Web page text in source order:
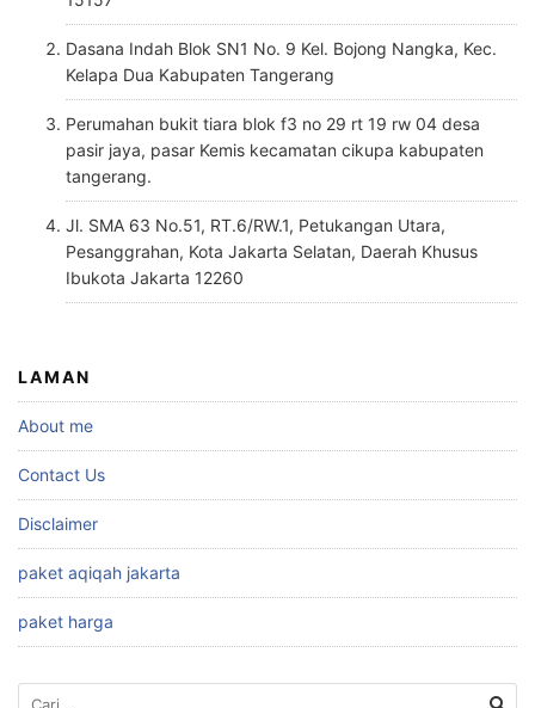
Dasana Indah Blok SN1 No. 9 Kel. Bojong Nangka, Kec.
Kelapa Dua Kabupaten Tangerang
Perumahan bukit tiara blok f3 no 29 rt 19 rw 04 desa
pasir jaya, pasar Kemis kecamatan cikupa kabupaten
tangerang.
Jl. SMA 63 No.51, RT.6/RW.1, Petukangan Utara,
Pesanggrahan, Kota Jakarta Selatan, Daerah Khusus
Ibukota Jakarta 12260
LAMAN
About me
Contact Us
Disclaimer
paket aqiqah jakarta
paket harga
Cari